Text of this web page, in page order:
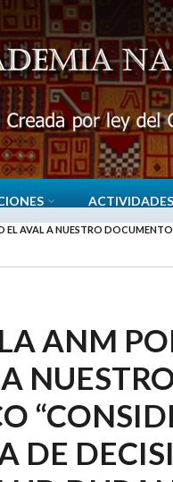
ACTIVIDADES
AVAL A NUESTRO
ANM
DE